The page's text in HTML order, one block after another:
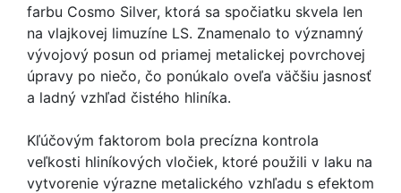
farbu Cosmo Silver, ktorá sa spočiatku skvela len
na vlajkovej limuzíne LS. Znamenalo to významný
vývojový posun od priamej metalickej povrchovej
úpravy po niečo, čo ponúkalo oveľa väčšiu jasnosť
a ladný vzhľad čistého hliníka.
Kľúčovým faktorom bola precízna kontrola
veľkosti hliníkových vločiek, ktoré použili v laku na
vytvorenie výrazne metalického vzhľadu s efektom